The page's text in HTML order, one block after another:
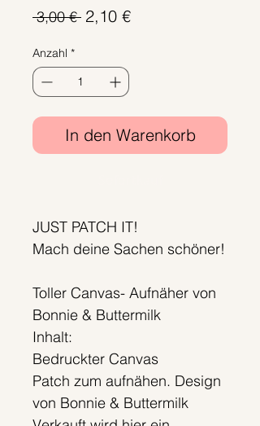
3,00 € Standardpreis
2,10 €Sale-
Anzahl *
In den Warenkorb
JUST PATCH IT!
Mach deine Sachen schöner!
Toller Canvas- Aufnäher von
Bonnie & Buttermilk
Inhalt:
Bedruckter Canvas
Patch zum aufnähen. Design
von Bonnie & Buttermilk